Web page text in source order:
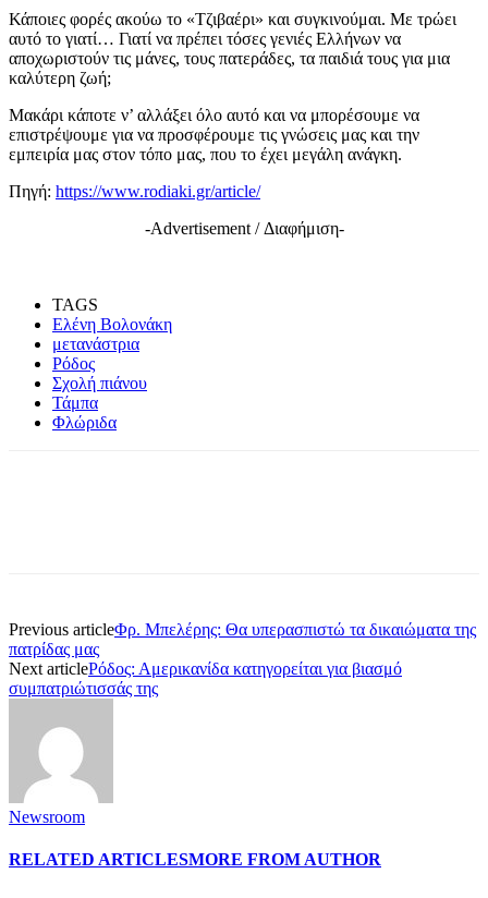
Κάποιες φορές ακούω το «Τζιβαέρι» και συγκινούμαι. Με τρώει
αυτό το γιατί… Γιατί να πρέπει τόσες γενιές Ελλήνων να
αποχωριστούν τις μάνες, τους πατεράδες, τα παιδιά τους για μια
καλύτερη ζωή;
Μακάρι κάποτε ν’ αλλάξει όλο αυτό και να μπορέσουμε να
επιστρέψουμε για να προσφέρουμε τις γνώσεις μας και την
εμπειρία μας στον τόπο μας, που το έχει μεγάλη ανάγκη.
Πηγή: https://www.rodiaki.gr/article/
-Advertisement / Διαφήμιση-
TAGS
Ελένη Βολονάκη
μετανάστρια
Ρόδος
Σχολή πιάνου
Τάμπα
Φλώριδα
Previous articleΦρ. Μπελέρης: Θα υπερασπιστώ τα δικαιώματα της
πατρίδας μας
Next articleΡόδος: Αμερικανίδα κατηγορείται για βιασμό
συμπατριώτισσάς της
Newsroom
RELATED ARTICLESMORE FROM AUTHOR